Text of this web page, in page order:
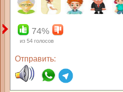
74%
из 54 голосов
Отправить: